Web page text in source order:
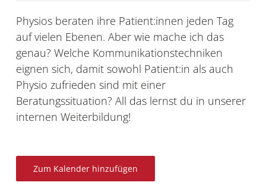
Physios beraten ihre Patient:innen jeden Tag
auf vielen Ebenen. Aber wie mache ich das
genau? Welche Kommunikationstechniken
eignen sich, damit sowohl Patient:in als auch
Physio zufrieden sind mit einer
Beratungssituation? All das lernst du in unserer
internen Weiterbildung!
Zum Kalender hinzufügen